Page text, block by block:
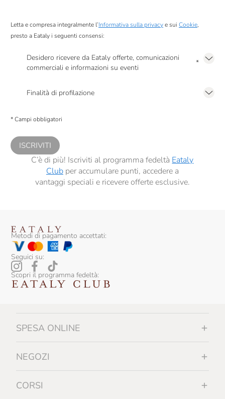
Letta e compresa integralmente l’Informativa sulla privacye sui Cookie,
presto a Eataly i seguenti consensi:
Desidero ricevere da Eataly offerte, comunicazioni
commerciali e informazioni su eventi
*
Finalità di profilazione
comunicazioni commerciali personalizzate, in caso di consenso prestato ai
* Campi obbligatori
ISCRIVITI
C’è di più! Iscriviti al programma fedeltà Eataly
Clubper accumulare punti, accedere a
vantaggi speciali e ricevere offerte esclusive.
Metodi di pagamento accettati:
Seguici su:
Scopri il programma fedeltà:
SPESA ONLINE
NEGOZI
CORSI